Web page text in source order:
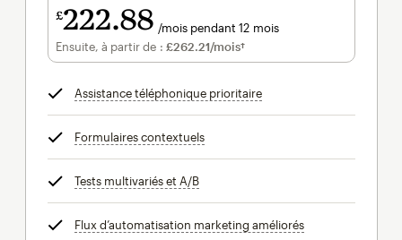
£222 88 /mois pendant 12 mois
£222.88 par mois pendant 12 mois
Ensuite, à partir de : £262.21/mois†par mois†
Assistance téléphonique prioritaireinfobulle
Formulaires contextuelsinfobulle
Tests multivariés et A/Binfobulle
Flux d’automatisation marketing améliorésinfobulle